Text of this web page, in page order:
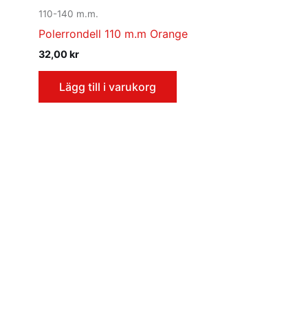
110-140 m.m.
Polerrondell 110 m.m Orange
32,00kr
Lägg till i varukorg